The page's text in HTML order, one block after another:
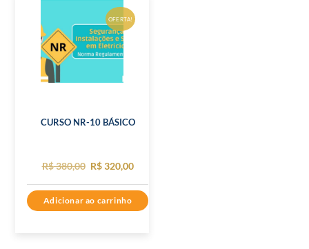
OFERTA!
CURSO NR-10 BÁSICO
R$380,00 O
preço
original
R$320,00O
preço
atual
Adicionar ao carrinho